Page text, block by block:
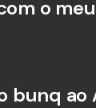
o
bunq ao